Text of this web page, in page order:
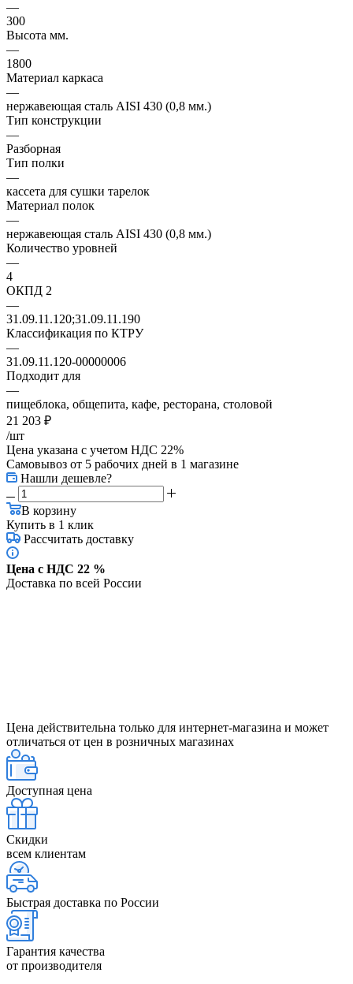
—
300
Высота мм.
—
1800
Материал каркаса
—
нержавеющая сталь AISI 430 (0,8 мм.)
Тип конструкции
—
Разборная
Тип полки
—
кассета для сушки тарелок
Материал полок
—
нержавеющая сталь AISI 430 (0,8 мм.)
Количество уровней
—
4
ОКПД 2
—
31.09.11.120;31.09.11.190
Классификация по КТРУ
—
31.09.11.120-00000006
Подходит для
—
пищеблока, общепита, кафе, ресторана, столовой
21 203 ₽
/шт
Цена указана с учетом НДС 22%
Самовывоз от 5 рабочих дней в 1 магазине
Нашли дешевле?
В корзину
Купить в 1 клик
Рассчитать доставку
Цена с НДС 22 %
Доставка по всей России
Цена действительна только для интернет-магазина и может
отличаться от цен в розничных магазинах
Доступная цена
Скидки
всем клиентам
Быстрая доставка по России
Гарантия качества
от производителя